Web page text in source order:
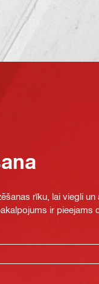
rīku, lai viegli
ir pieejams